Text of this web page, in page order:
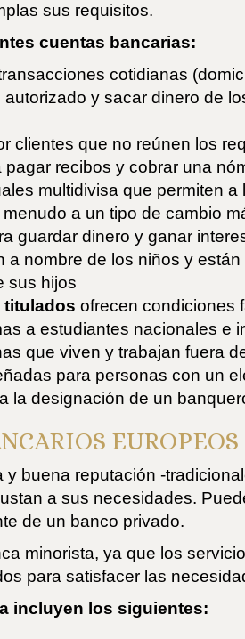
sus requisitos.
cuentas bancarias:
cotidianas
y sacar dinero de
clientes que no reúnen los
recibos y cobrar una
multidivisa que permiten a
a un tipo de cambio
guardar dinero y ganar
a nombre de los niños y
sus hijos
titulados ofrecen condiciones
a estudiantes nacionales e
que viven y trabajan fuera
para personas con un
la designación de un
buena reputación -
a sus necesidades.
de un banco privado.
minorista, ya que los
para satisfacer las
incluyen los siguientes: